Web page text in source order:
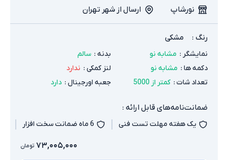
نورشاپ ارسال از شهر تهران
رنگ : مشکی
نمایشگر : مشابه نو بدنه : سالم
دکمه ها : مشابه نو لنز کمکی : ندارد
تعداد شات : کمتر از 5000 جعبه اورجینال : دارد
ضمانت‌نامه‌های قابل ارائه :
یک هفته مهلت تست فنی 6 ماه ضمانت سخت افزار
۷۳,۰۰۵,۰۰۰ تومان